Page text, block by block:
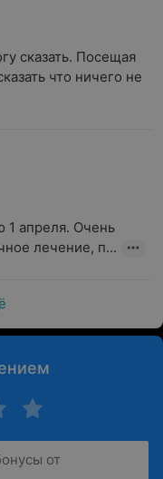
сказать. Посещая
что ничего не
1 апреля. Очень
лечение, п...